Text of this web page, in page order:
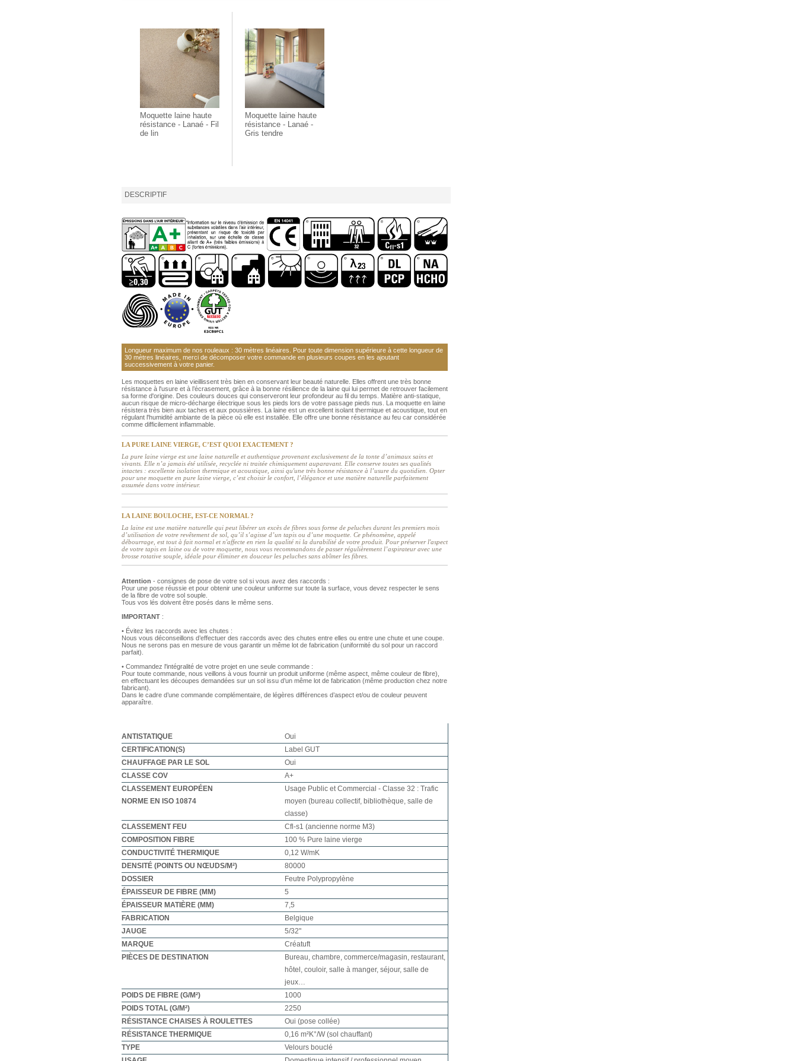
Moquette laine haute
résistance - Lanaé - Fil
de lin
Moquette laine haute
résistance - Lanaé -
Gris tendre
DESCRIPTIF
Longueur maximum de nos rouleaux : 30 mètres linéaires. Pour toute dimension supérieure à cette longueur de
30 mètres linéaires, merci de décomposer votre commande en plusieurs coupes en les ajoutant
successivement à votre panier.
Les moquettes en laine vieillissent très bien en conservant leur beauté naturelle. Elles offrent une très bonne
résistance à l'usure et à l’écrasement, grâce à la bonne résilience de la laine qui lui permet de retrouver facilement
sa forme d'origine. Des couleurs douces qui conserveront leur profondeur au fil du temps. Matière anti-statique,
aucun risque de micro-décharge électrique sous les pieds lors de votre passage pieds nus. La moquette en laine
résistera très bien aux taches et aux poussières. La laine est un excellent isolant thermique et acoustique, tout en
régulant l'humidité ambiante de la pièce où elle est installée. Elle offre une bonne résistance au feu car considérée
comme difficilement inflammable.
LA PURE LAINE VIERGE, C’EST QUOI EXACTEMENT ?
La pure laine vierge est une laine naturelle et authentique provenant exclusivement de la tonte d’animaux sains et
vivants. Elle n’a jamais été utilisée, recyclée ni traitée chimiquement auparavant. Elle conserve toutes ses qualités
intactes : excellente isolation thermique et acoustique, ainsi qu'une très bonne résistance à l’usure du quotidien. Opter
pour une moquette en pure laine vierge, c’est choisir le confort, l’élégance et une matière naturelle parfaitement
assumée dans votre intérieur.
LA LAINE BOULOCHE, EST-CE NORMAL ?
La laine est une matière naturelle qui peut libérer un excès de fibres sous forme de peluches durant les premiers mois
d’utilisation de votre revêtement de sol, qu’il s’agisse d’un tapis ou d’une moquette. Ce phénomène, appelé
débourrage, est tout à fait normal et n'affecte en rien la qualité ni la durabilité de votre produit. Pour préserver l'aspect
de votre tapis en laine ou de votre moquette, nous vous recommandons de passer régulièrement l’aspirateur avec une
brosse rotative souple, idéale pour éliminer en douceur les peluches sans abîmer les fibres.
Attention - consignes de pose de votre sol si vous avez des raccords :
Pour une pose réussie et pour obtenir une couleur uniforme sur toute la surface, vous devez respecter le sens
de la fibre de votre sol souple.
Tous vos lés doivent être posés dans le même sens.
IMPORTANT :
• Évitez les raccords avec les chutes :
Nous vous déconseillons d’effectuer des raccords avec des chutes entre elles ou entre une chute et une coupe.
Nous ne serons pas en mesure de vous garantir un même lot de fabrication (uniformité du sol pour un raccord
parfait).
• Commandez l'intégralité de votre projet en une seule commande :
Pour toute commande, nous veillons à vous fournir un produit uniforme (même aspect, même couleur de fibre),
en effectuant les découpes demandées sur un sol issu d’un même lot de fabrication (même production chez notre
fabricant).
Dans le cadre d’une commande complémentaire, de légères différences d’aspect et/ou de couleur peuvent
apparaître.
ANTISTATIQUE
Oui
CERTIFICATION(S)
Label GUT
CHAUFFAGE PAR LE SOL
Oui
CLASSE COV
A+
CLASSEMENT EUROPÉEN
NORME EN ISO 10874
Usage Public et Commercial - Classe 32 : Trafic
moyen (bureau collectif, bibliothèque, salle de
classe)
CLASSEMENT FEU
Cfl-s1 (ancienne norme M3)
COMPOSITION FIBRE
100 % Pure laine vierge
CONDUCTIVITÉ THERMIQUE
0,12 W/mK
DENSITÉ (POINTS OU NŒUDS/M²)
80000
DOSSIER
Feutre Polypropylène
ÉPAISSEUR DE FIBRE (MM)
5
ÉPAISSEUR MATIÈRE (MM)
7,5
FABRICATION
Belgique
JAUGE
5/32"
MARQUE
Créatuft
PIÈCES DE DESTINATION
Bureau, chambre, commerce/magasin, restaurant,
hôtel, couloir, salle à manger, séjour, salle de
jeux…
POIDS DE FIBRE (G/M²)
1000
POIDS TOTAL (G/M²)
2250
RÉSISTANCE CHAISES À ROULETTES
Oui (pose collée)
RÉSISTANCE THERMIQUE
0,16 m²K°/W (sol chauffant)
TYPE
Velours bouclé